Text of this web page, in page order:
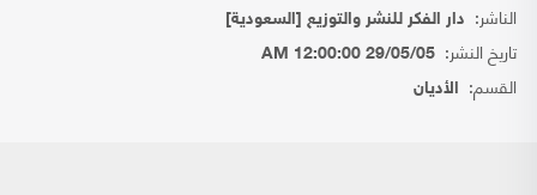
الناشر: دار الفكر للنشر والتوزيع [السعودية]
تاريخ النشر: 29/05/05 12:00:00 AM
القسم: الأديان